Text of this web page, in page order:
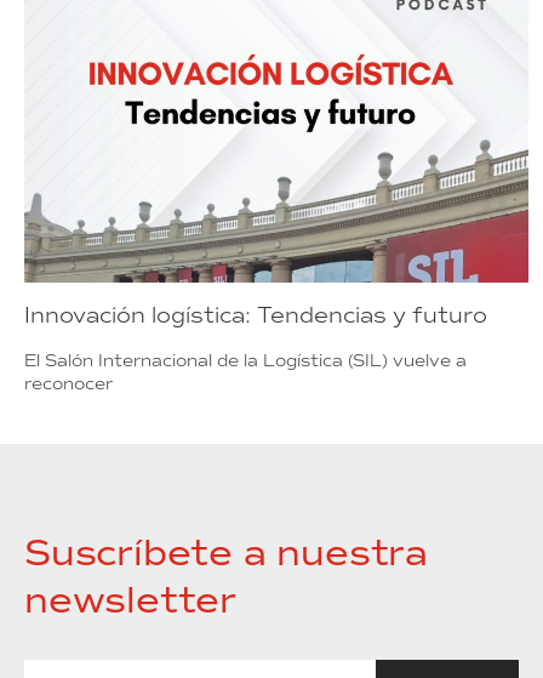
Innovación logística: Tendencias y futuro
El Salón Internacional de la Logística (SIL) vuelve a
reconocer
Suscríbete a nuestra
newsletter